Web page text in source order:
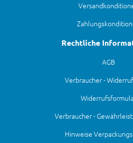
Rechtliche
AGB
Verbraucher -
Verbraucher -
Hinweise